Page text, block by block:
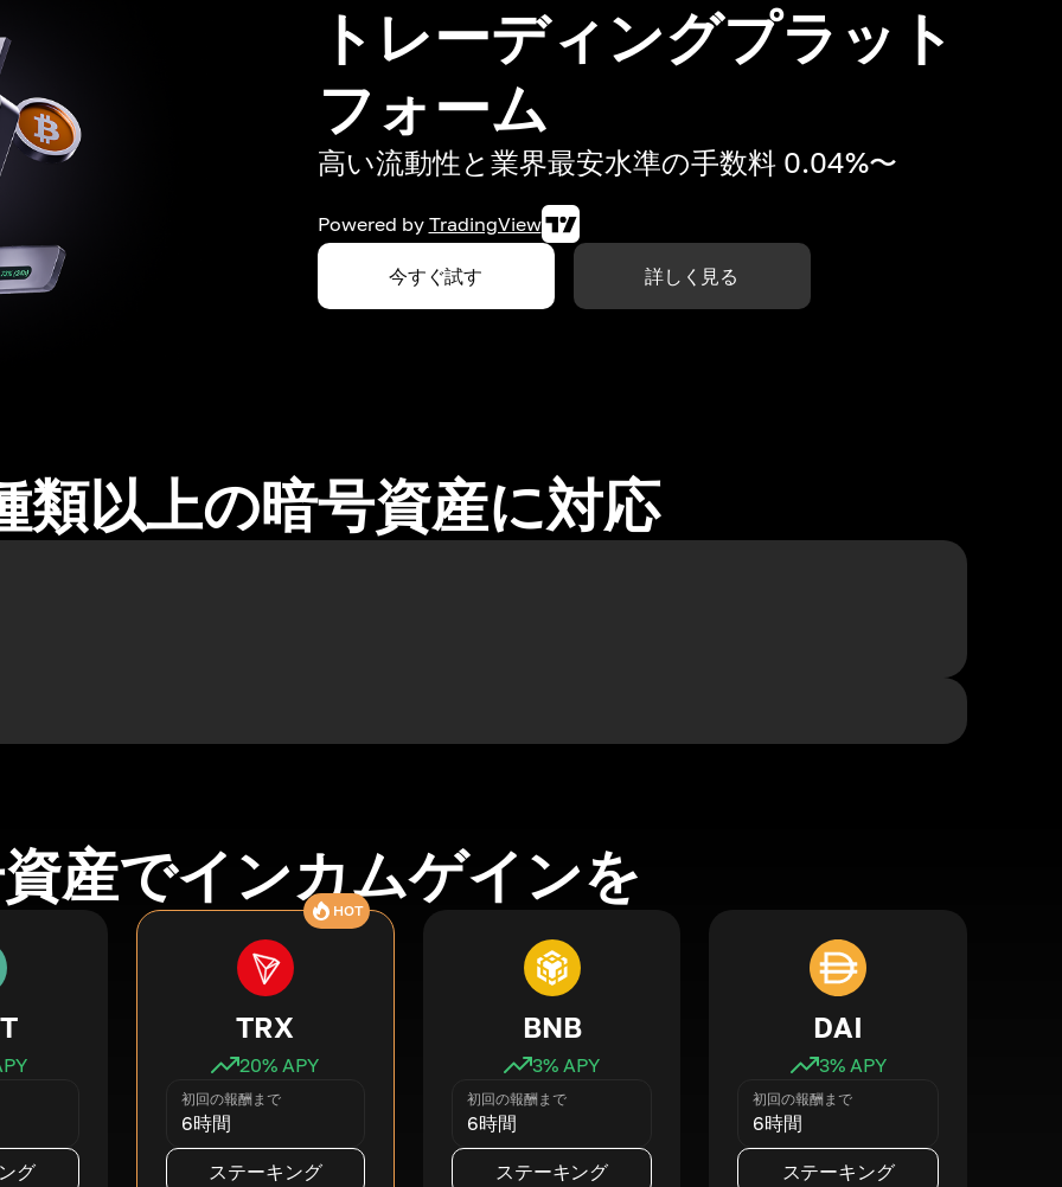
トレーディングプラット
フォーム
高い流動性と業界最安水準の手数料 0.04%〜
Powered by TradingView
今すぐ試す 詳しく見る
類以上の暗号資産に対応
産でインカムゲインを
グ
HOT
TRX
20% APY
初回の報酬まで
6時間
ステーキング
BNB
3% APY
初回の報酬まで
6時間
ステーキング
DAI
3% APY
初回の報酬まで
6時間
ステーキング